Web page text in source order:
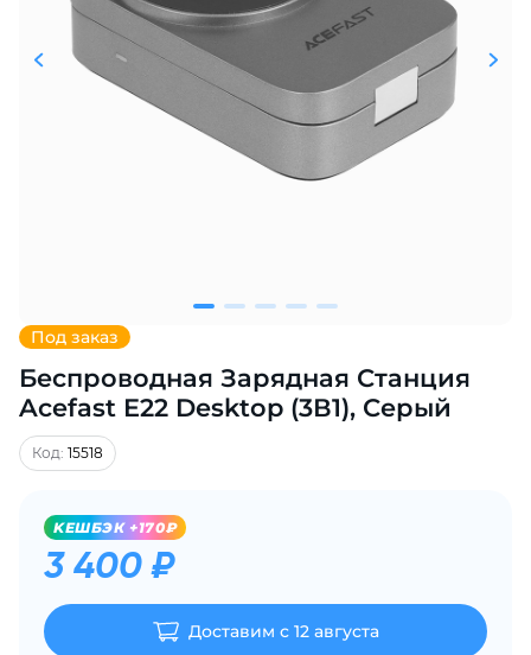
Под заказ
Беспроводная Зарядная Станция
Acefast E22 Desktop (3В1), Серый
Код: 15518
KЕШБЭК +170₽
3 400 ₽
Доставим с 12 августа
25
Добавляйте товары
% картой любого банка
Получайте товар
выбранный способом
списываться
по25%каждые 2 недели
Подробнее